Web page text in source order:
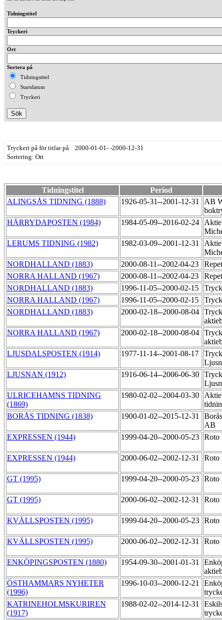
Tidningstitel
Tryckeri
Ort
Sortera på
Tidningstitel
Startdatum
Tryckeri
Tryckeri på för titlar på 2000-01-01- -2000-12-31
Sortering: Ort
Tidningstitel
Period
ALINGSÅS TIDNING (1888)
1926-05-31--2001-12-31
AB
HÄRRYDAPOSTEN (1984)
1984-05-09--2016-02-24
LERUMS TIDNING (1982)
1982-03-09--2001-12-31
NORDHALLAND (1883)
2000-08-11--2002-04-23
NORRA HALLAND (1967)
2000-08-11--2002-04-23
NORDHALLAND (1883)
1996-11-05--2000-02-15
NORRA HALLAND (1967)
1996-11-05--2000-02-15
NORDHALLAND (1883)
2000-02-18--2000-08-04
NORRA HALLAND (1967)
2000-02-18--2000-08-04
LJUSDALSPOSTEN (1914)
1977-11-14--2001-08-17
LJUSNAN (1912)
1916-06-14--2006-06-30
ULRICEHAMNS TIDNING
(1869)
1980-02-02--2004-03-30
BORÅS TIDNING (1838)
1900-01-02--2015-12-31
AB
EXPRESSEN (1944)
1999-04-20--2000-05-23 Roto
EXPRESSEN (1944) 2000-06-02--2002-12-31 Roto
GT (1995) 1999-04-20--2000-05-23 Roto
GT (1995) 2000-06-02--2002-12-31 Roto
KVÄLLSPOSTEN (1995) 1999-04-20--2000-05-23 Roto
KVÄLLSPOSTEN (1995) 2000-06-02--2002-12-31 Roto
ENKÖPINGSPOSTEN (1880) 1954-09-30--2001-01-31
ÖSTHAMMARS NYHETER
(1996)
1996-10-03--2000-12-21
KATRINEHOLMSKURIREN
(1917)
1988-02-02--2014-12-31